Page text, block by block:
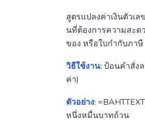
สูตรแปลงค่าเงินตัวเ
นที่ต้องการความสะด
ของ หรือใบกำกับภาษี
วิธีใช้งาน: ป้อนคำสั่ง
ค่า)
ตัวอย่าง:
หนึ่งหมื่นบาทถ้วน